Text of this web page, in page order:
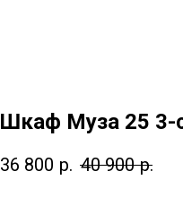
Шкаф Муза 25 3-
36 800 р. 40 900 р.